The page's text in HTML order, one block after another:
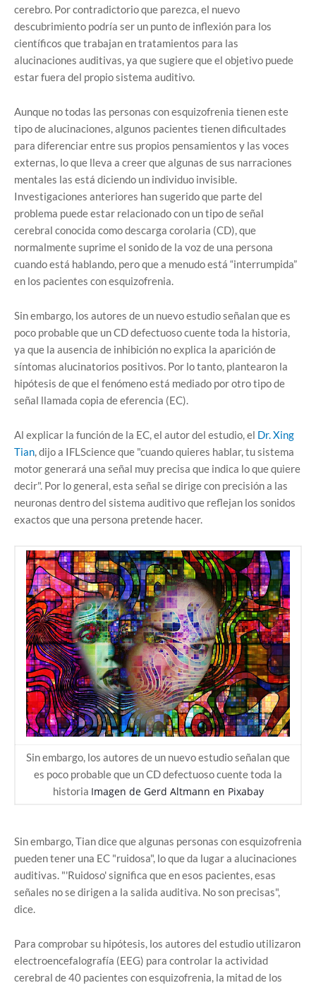
cerebro. Por contradictorio que parezca, el nuevo
descubrimiento podría ser un punto de inflexión para los
científicos que trabajan en tratamientos para las
alucinaciones auditivas, ya que sugiere que el objetivo puede
estar fuera del propio sistema auditivo.
Aunque no todas las personas con esquizofrenia tienen este
tipo de alucinaciones, algunos pacientes tienen dificultades
para diferenciar entre sus propios pensamientos y las voces
externas, lo que lleva a creer que algunas de sus narraciones
mentales las está diciendo un individuo invisible.
Investigaciones anteriores han sugerido que parte del
problema puede estar relacionado con un tipo de señal
cerebral conocida como descarga corolaria (CD), que
normalmente suprime el sonido de la voz de una persona
cuando está hablando, pero que a menudo está “interrumpida”
en los pacientes con esquizofrenia.
Sin embargo, los autores de un nuevo estudio señalan que es
poco probable que un CD defectuoso cuente toda la historia,
ya que la ausencia de inhibición no explica la aparición de
síntomas alucinatorios positivos. Por lo tanto, plantearon la
hipótesis de que el fenómeno está mediado por otro tipo de
señal llamada copia de eferencia (EC).
Al explicar la función de la EC, el autor del estudio, el Dr. Xing
Tian, ​​dijo a IFLScience que "cuando quieres hablar, tu sistema
motor generará una señal muy precisa que indica lo que quiere
decir". Por lo general, esta señal se dirige con precisión a las
neuronas dentro del sistema auditivo que reflejan los sonidos
exactos que una persona pretende hacer.
Sin embargo, los autores de un nuevo estudio señalan que
es poco probable que un CD defectuoso cuente toda la
historia Imagen de Gerd Altmann en Pixabay
Sin embargo, Tian dice que algunas personas con esquizofrenia
pueden tener una EC "ruidosa", lo que da lugar a alucinaciones
auditivas. "'Ruidoso' significa que en esos pacientes, esas
señales no se dirigen a la salida auditiva. No son precisas",
dice.
Para comprobar su hipótesis, los autores del estudio utilizaron
electroencefalografía (EEG) para controlar la actividad
cerebral de 40 pacientes con esquizofrenia, la mitad de los